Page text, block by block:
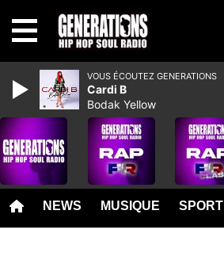
NEWS MUSIQUE SPORT
VOUS ÉCOUTEZ GENERATIONS
Cardi B
Bodak Yellow